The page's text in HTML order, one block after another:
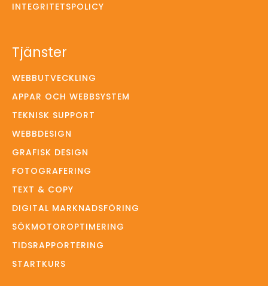
INTEGRITETSPOLICY
Tjänster
WEBBUTVECKLING
APPAR OCH WEBBSYSTEM
TEKNISK SUPPORT
WEBBDESIGN
GRAFISK DESIGN
FOTOGRAFERING
TEXT & COPY
DIGITAL MARKNADSFÖRING
SÖKMOTOROPTIMERING
TIDSRAPPORTERING
STARTKURS